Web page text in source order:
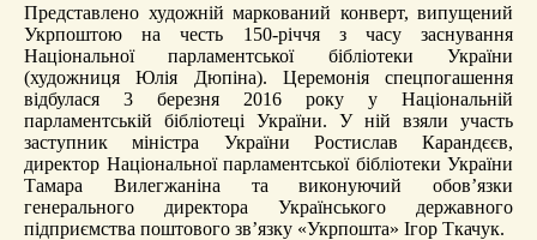
Представлено художній маркований конверт, випущений
Укрпоштою на честь 150-річчя з часу заснування
Національної парламентської бібліотеки України
(художниця Юлія Дюпіна). Церемонія спецпогашення
відбулася 3 березня 2016 року у Національній
парламентській бібліотеці України. У ній взяли участь
заступник міністра України Ростислав Карандєєв,
директор Національної парламентської бібліотеки України
Тамара Вилегжаніна та виконуючий обов’язки
генерального директора Українського державного
підприємства поштового зв’язку «Укрпошта» Ігор Ткачук.